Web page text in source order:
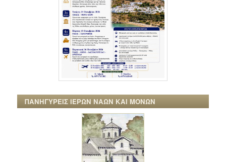
ΠΑΝΗΓΥΡΕΙΣ ΙΕΡΩΝ ΝΑΩΝ ΚΑΙ ΜΟΝΩΝ